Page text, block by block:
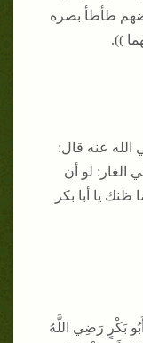
طأطأ بصره
)).
عنه قال:
الغار: لو أن
يا أبا بكر
بَكْرٍ رَضِي اللَّهُ